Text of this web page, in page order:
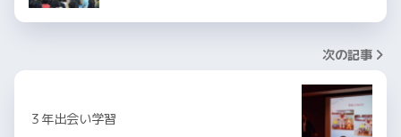
次の記事
３年出会い学習